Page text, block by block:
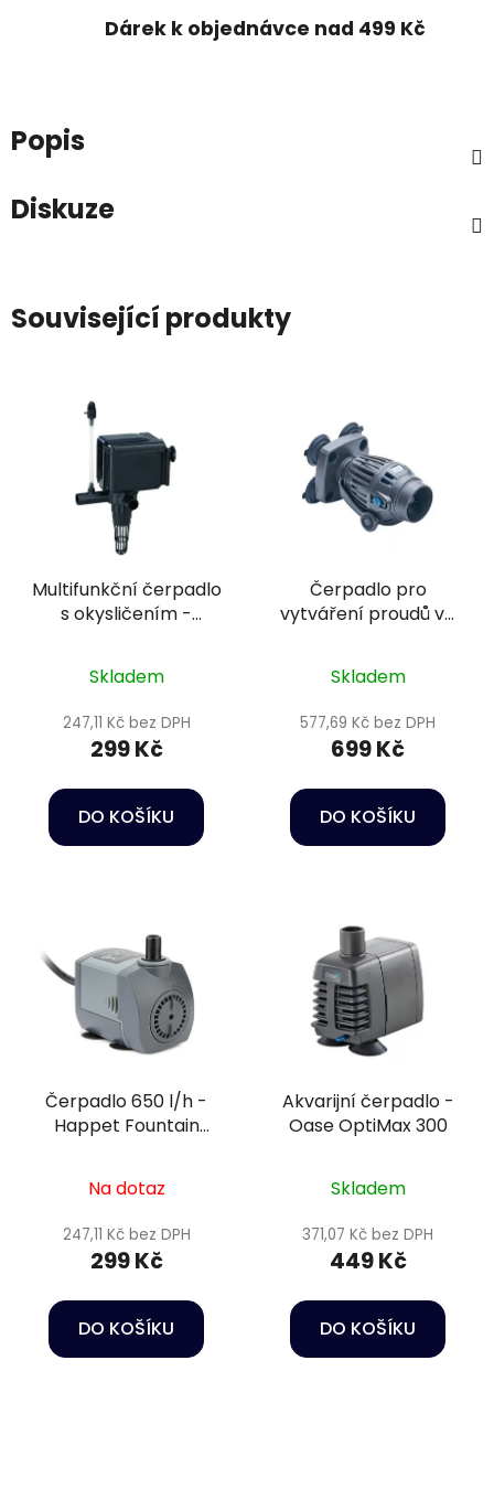
Dárek k objednávce nad 499 Kč
Popis
Diskuze
Související produkty
Multifunkční čerpadlo
s okysličením -
Skladem
247,11 Kč bez DPH
299 Kč
DO KOŠÍKU
Čerpadlo pro
vytváření proudů ve
2000
Skladem
577,69 Kč bez DPH
699 Kč
DO KOŠÍKU
Čerpadlo 650 l/h -
Happet Fountain
Na dotaz
247,11 Kč bez DPH
299 Kč
DO KOŠÍKU
Akvarijní čerpadlo -
Oase OptiMax 300
Skladem
371,07 Kč bez DPH
449 Kč
DO KOŠÍKU